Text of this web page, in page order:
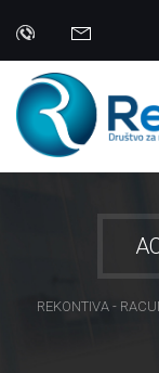
REKONTIVA -